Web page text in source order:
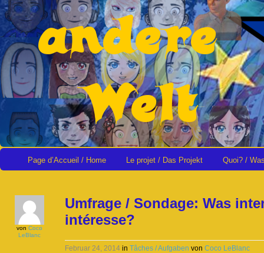
Page d’Accueil / Home Le projet / Das Projekt Quoi? /
von Coco
LeBlanc
Umfrage / Sondage: Was
intéresse?
Februar 24, 2014 in Tâches / Aufgaben von Coco LeBlanc